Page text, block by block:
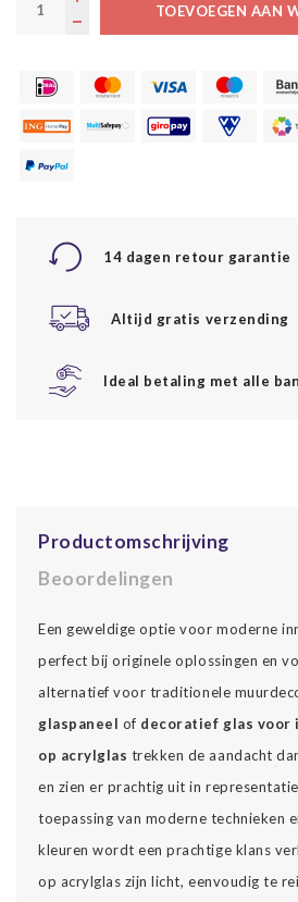
TOEVOEGEN AAN
14 dagen retour garantie
Altijd gratis verzending
Ideal betaling met alle
Productomschrijving
Beoordelingen
Een geweldige optie voor moderne
perfect bij originele oplossingen en
alternatief voor traditionele
glaspaneel of decoratief glas voor
op acrylglas trekken de aandacht
en zien er prachtig uit in
toepassing van moderne technieken
kleuren wordt een prachtige klans
op acrylglas zijn licht, eenvoudig te